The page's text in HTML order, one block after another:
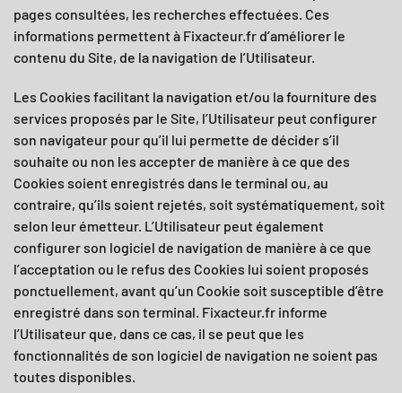
pages consultées, les recherches effectuées. Ces
informations permettent à Fixacteur.fr d’améliorer le
contenu du Site, de la navigation de l’Utilisateur.
Les Cookies facilitant la navigation et/ou la fourniture des
services proposés par le Site, l’Utilisateur peut configurer
son navigateur pour qu’il lui permette de décider s’il
souhaite ou non les accepter de manière à ce que des
Cookies soient enregistrés dans le terminal ou, au
contraire, qu’ils soient rejetés, soit systématiquement, soit
selon leur émetteur. L’Utilisateur peut également
configurer son logiciel de navigation de manière à ce que
l’acceptation ou le refus des Cookies lui soient proposés
ponctuellement, avant qu’un Cookie soit susceptible d’être
enregistré dans son terminal. Fixacteur.fr informe
l’Utilisateur que, dans ce cas, il se peut que les
fonctionnalités de son logiciel de navigation ne soient pas
toutes disponibles.